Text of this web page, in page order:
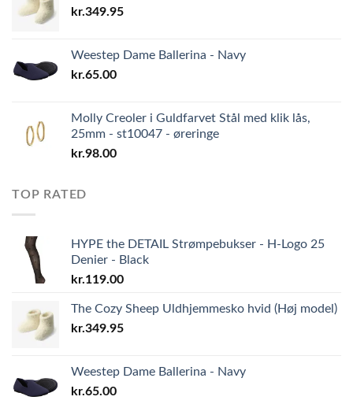
kr.349.95
Weestep Dame Ballerina - Navy
kr.65.00
Molly Creoler i Guldfarvet Stål med klik lås,
25mm - st10047 - øreringe
kr.98.00
TOP RATED
HYPE the DETAIL Strømpebukser - H-Logo 25
Denier - Black
kr.119.00
The Cozy Sheep Uldhjemmesko hvid (Høj model)
kr.349.95
Weestep Dame Ballerina - Navy
kr.65.00